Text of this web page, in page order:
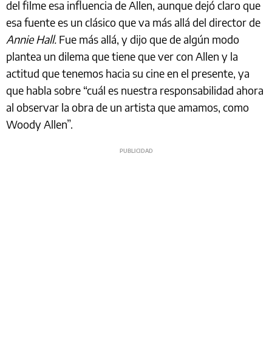
del filme esa influencia de Allen, aunque dejó claro que
esa fuente es un clásico que va más allá del director de
Annie Hall. Fue más allá, y dijo que de algún modo
plantea un dilema que tiene que ver con Allen y la
actitud que tenemos hacia su cine en el presente, ya
que habla sobre “cuál es nuestra responsabilidad ahora
al observar la obra de un artista que amamos, como
Woody Allen”.